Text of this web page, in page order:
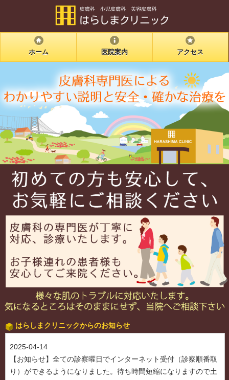
ホーム 医院案内 アクセス
はらしまクリニックからのお知らせ